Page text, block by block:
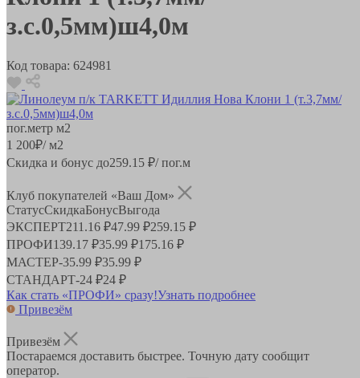
з.с.0,5мм)ш4,0м
Код товара: 624981
пог.метр м2
1 200₽/ м2
Скидка и бонус до259.15 ₽/ пог.м
Клуб покупателей «Ваш Дом»
СтатусСкидкаБонусВыгода
ЭКСПЕРТ211.16 ₽47.99 ₽259.15 ₽
ПРОФИ139.17 ₽35.99 ₽175.16 ₽
МАСТЕР-35.99 ₽35.99 ₽
СТАНДАРТ-24 ₽24 ₽
Как стать «ПРОФИ» сразу!Узнать подробнее
Привезём
Привезём
Постараемся доставить быстрее. Точную дату сообщит
оператор.